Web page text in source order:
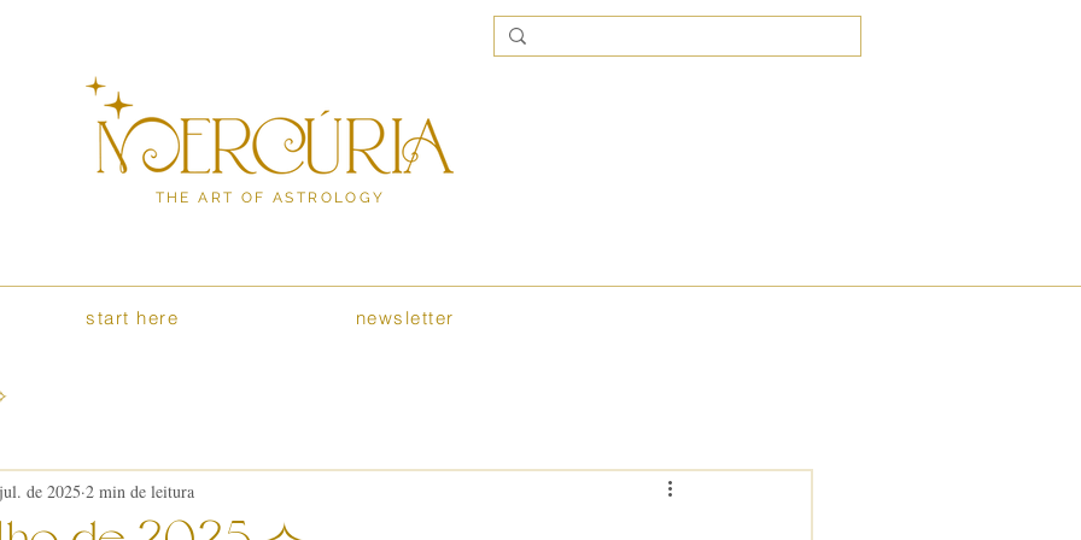
THE ART OF ASTROLOGY
start here newsletter
de 2025 2 min de leitura